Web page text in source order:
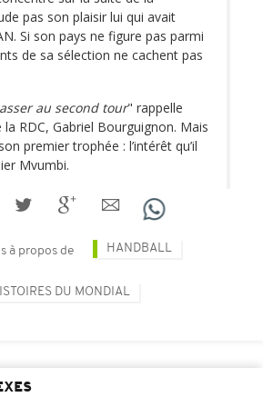
pas son plaisir lui qui avait
Si son pays ne figure pas parmi
de sa sélection ne cachent pas
au second tour" rappelle
RDC, Gabriel Bourguignon. Mais
premier trophée : l’intérêt qu’il
Mvumbi.
à propos de HANDBALL
DU MONDIAL